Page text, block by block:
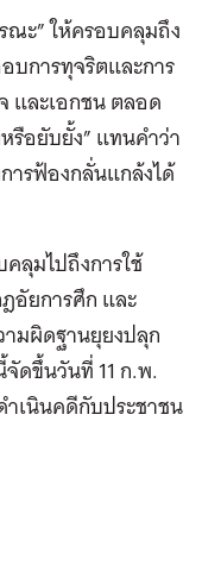
ณะ” ให้ครอบคลุมถึง
บการทุจริตและการ
และเอกชน ตลอด
รือยับยั้ง” แทนคำว่า
ารฟ้องกลั่นแกล้งได้
ลุมไปถึงการใช้
อัยการศึก และ
มผิดฐานยุยงปลุก
ดขึ้นวันที่ 11 ก.พ.
ำเนินคดีกับประชาชน